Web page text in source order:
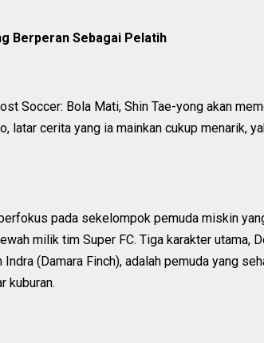
Berperan Sebagai Pelatih
Soccer: Bola Mati, Shin Tae-yong akan
latar cerita yang ia mainkan cukup menarik,
pada sekelompok pemuda miskin
milik tim Super FC. Tiga karakter utama,
Indra (Damara Finch), adalah pemuda yang
kuburan.